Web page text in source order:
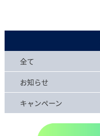
全て
お知らせ
キャンペーン